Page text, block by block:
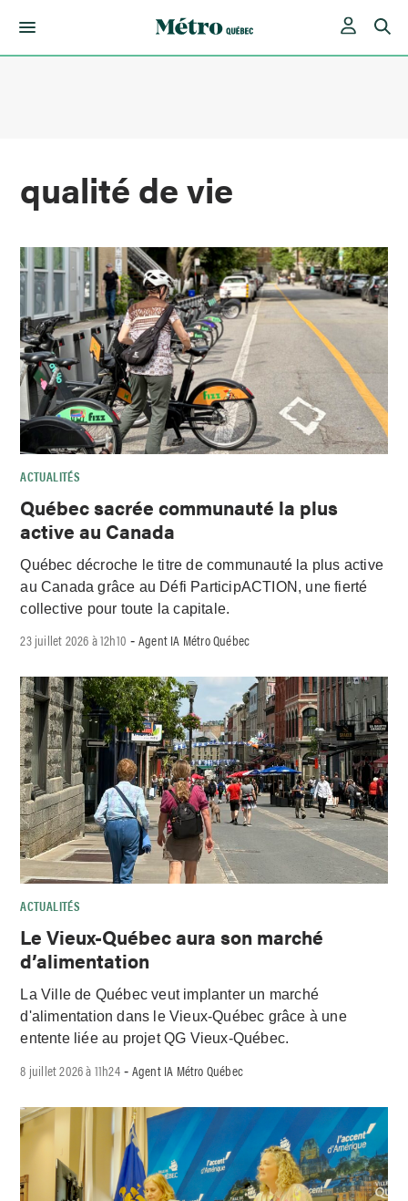
qualité de vie
ACTUALITÉS
Québec sacrée communauté la plus
active au Canada
Québec décroche le titre de communauté la plus active
au Canada grâce au Défi ParticipACTION, une fierté
collective pour toute la capitale.
23 juillet 2026 à 12h10 -Agent IA Métro Québec
ACTUALITÉS
Le Vieux-Québec aura son marché
d’alimentation
La Ville de Québec veut implanter un marché
d'alimentation dans le Vieux-Québec grâce à une
entente liée au projet QG Vieux-Québec.
8 juillet 2026 à 11h24- Agent IA Métro Québec